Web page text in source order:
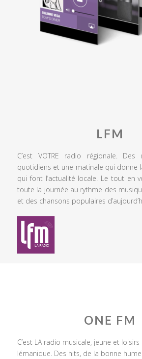
LFM
C’est VOTRE radio régionale. Des
quotidiens et une matinale qui donne
qui font l’actualité locale. Le tout en
toute la journée au rythme des
et des chansons populaires
ONE FM
C’est LA radio musicale, jeune et
lémanique. Des hits, de la bonne